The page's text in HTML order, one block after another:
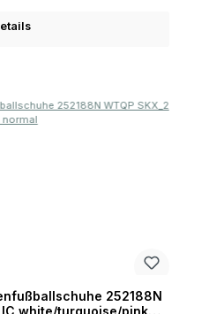
252188N
IC white/turquoise/pink